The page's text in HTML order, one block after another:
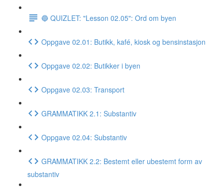
🔵 QUIZLET: "Lesson 02.05": Ord om byen
Oppgave 02.01: Butikk, kafé, kiosk og bensinstasjon
Oppgave 02.02: Butikker i byen
Oppgave 02.03: Transport
GRAMMATIKK 2.1: Substantiv
Oppgave 02.04: Substantiv
GRAMMATIKK 2.2: Bestemt eller ubestemt form av
substantiv